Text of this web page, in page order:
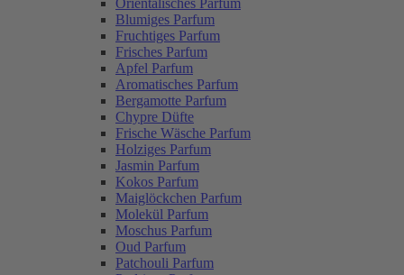
Orientalisches Parfum
Blumiges Parfum
Fruchtiges Parfum
Frisches Parfum
Apfel Parfum
Aromatisches Parfum
Bergamotte Parfum
Chypre Düfte
Frische Wäsche Parfum
Holziges Parfum
Jasmin Parfum
Kokos Parfum
Maiglöckchen Parfum
Molekül Parfum
Moschus Parfum
Oud Parfum
Patchouli Parfum